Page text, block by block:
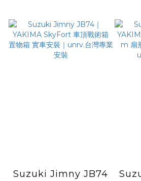
Suzuki Jimny JB74